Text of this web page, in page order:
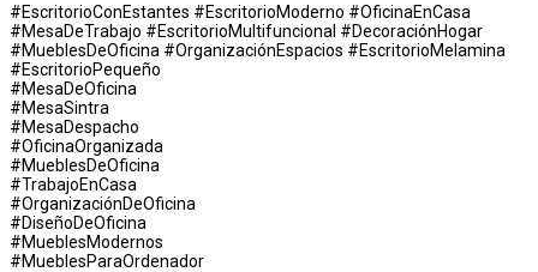
#EscritorioConEstantes #EscritorioModerno #OficinaEnCasa
#MesaDeTrabajo #EscritorioMultifuncional #DecoraciónHogar
#MueblesDeOficina #OrganizaciónEspacios #EscritorioMelamina
#EscritorioPequeño
#MesaDeOficina
#MesaSintra
#MesaDespacho
#OficinaOrganizada
#MueblesDeOficina
#TrabajoEnCasa
#OrganizaciónDeOficina
#DiseñoDeOficina
#MueblesModernos
#MueblesParaOrdenador